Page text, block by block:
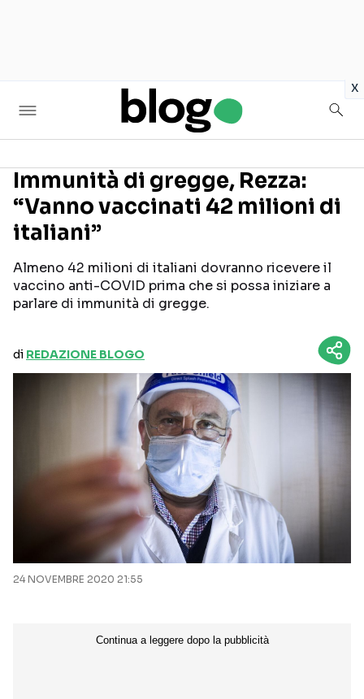
x
Seguici sui social
Immunità di gregge, Rezza:
“Vanno vaccinati 42 milioni di
italiani”
Almeno 42 milioni di italiani dovranno ricevere il
vaccino anti-COVID prima che si possa iniziare a
parlare di immunità di gregge.
di REDAZIONE BLOGO
24 NOVEMBRE 2020 21:55